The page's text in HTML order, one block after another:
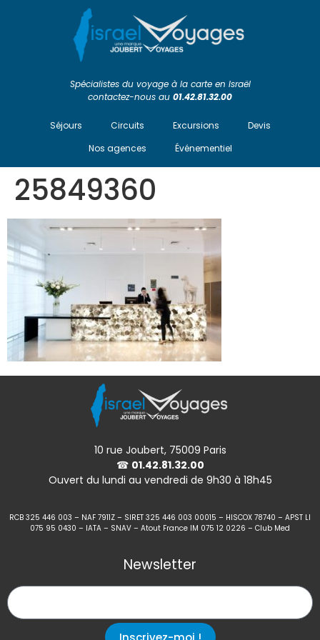
Spécialistes du voyage à la carte en Israël
contactez-nous au 01.42.81.32.00
Séjours Circuits Excursions
Devis
Nos agences
Événementiel
25849360
10 rue Joubert, 75009 Paris
☎ 01.42.81.32.00
Ouvert du lundi au vendredi de 9h30 à 18h45
RCB 325 446 003 – NAF 7911Z – SIRET 325 446 003 00015 – HISCOX 78740 – APST LI
075 95 0430 – IATA – SNAV – Atout France IM 075 12 0226 – Club Med
Newsletter